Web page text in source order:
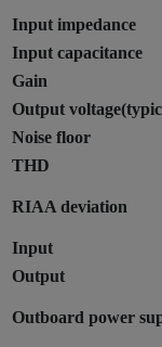
Input impedance
Input capacitance
Gain
Output
Noise floor
THD
RIAA deviation
Input
Output
Outboard power